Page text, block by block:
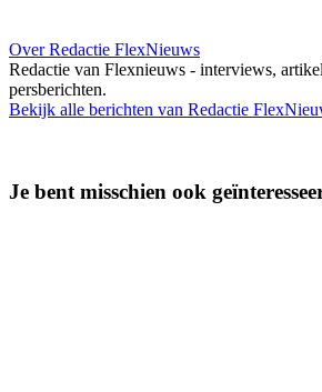
Over Redactie FlexNieuws
Redactie van Flexnieuws - interviews,
persberichten.
Bekijk alle berichten van Redactie
Je bent misschien ook